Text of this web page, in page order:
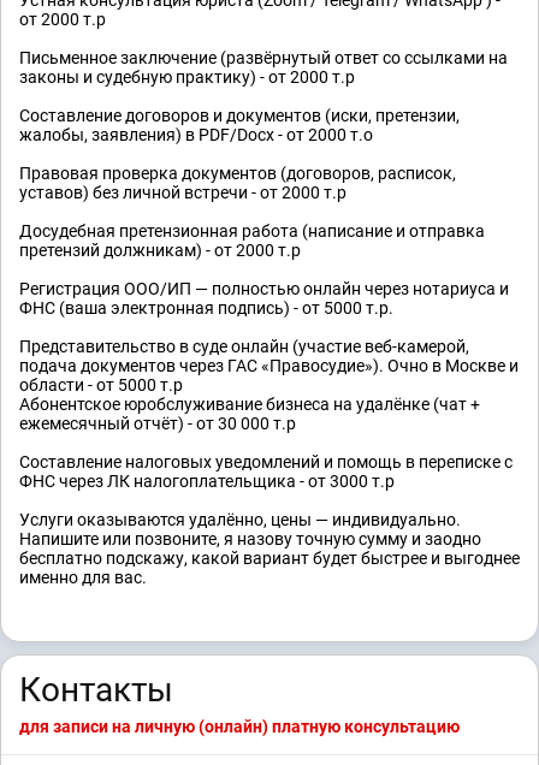
от 2000 т.р
Письменное заключение (развёрнутый ответ со ссылками на
законы и судебную практику) - от 2000 т.р
Составление договоров и документов (иски, претензии,
жалобы, заявления) в PDF/Docx - от 2000 т.о
Правовая проверка документов (договоров, расписок,
уставов) без личной встречи - от 2000 т.р
Досудебная претензионная работа (написание и отправка
претензий должникам) - от 2000 т.р
Регистрация ООО/ИП — полностью онлайн через нотариуса и
ФНС (ваша электронная подпись) - от 5000 т.р.
Представительство в суде онлайн (участие веб-камерой,
подача документов через ГАС «Правосудие»). Очно в Москве и
области - от 5000 т.р
Абонентское юробслуживание бизнеса на удалёнке (чат +
ежемесячный отчёт) - от 30 000 т.р
Составление налоговых уведомлений и помощь в переписке с
ФНС через ЛК налогоплательщика - от 3000 т.р
Услуги оказываются удалённо, цены — индивидуально.
Напишите или позвоните, я назову точную сумму и заодно
бесплатно подскажу, какой вариант будет быстрее и выгоднее
именно для вас.
Контакты
для записи на личную (онлайн) платную консультацию